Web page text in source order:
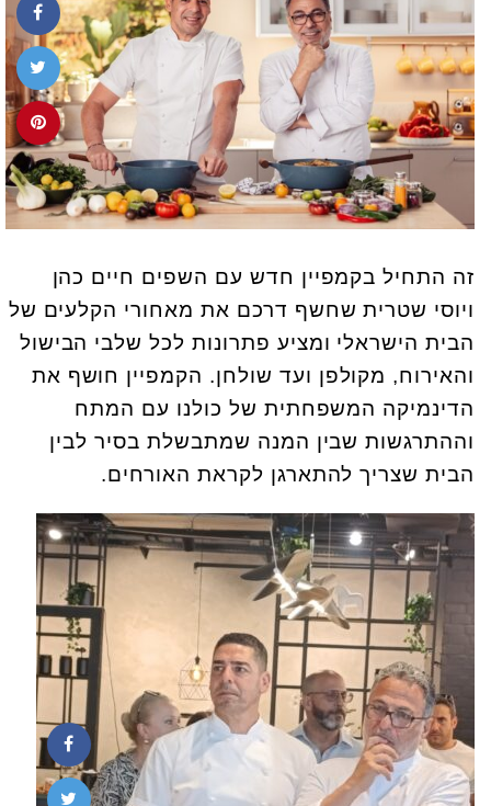
זה התחיל בקמפיין חדש עם השפים חיים כהן
ויוסי שטרית שחשף דרכם את מאחורי הקלעים של
הבית הישראלי ומציע פתרונות לכל שלבי הבישול
והאירוח, מקולפן ועד שולחן. הקמפיין חושף את
הדינמיקה המשפחתית של כולנו עם המתח
וההתרגשות שבין המנה שמתבשלת בסיר לבין
הבית שצריך להתארגן לקראת האורחים.